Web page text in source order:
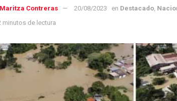
Contreras 20/08/2023 en Destacado
minutos de lectura